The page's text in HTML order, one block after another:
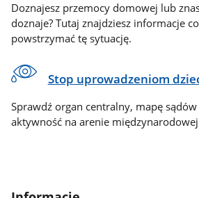
Doznajesz przemocy domowej lub
doznaje? Tutaj znajdziesz informacje
powstrzymać tę sytuację.
Stop uprowadzeniom
Sprawdź organ centralny, mapę
aktywność na arenie